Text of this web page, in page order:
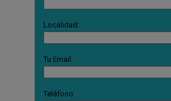
Localidad:
Tu Email:
Teléfono: